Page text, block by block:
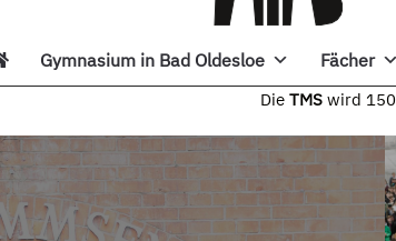
Gymnasium in Bad Oldesloe Fächer
TMS wird 150